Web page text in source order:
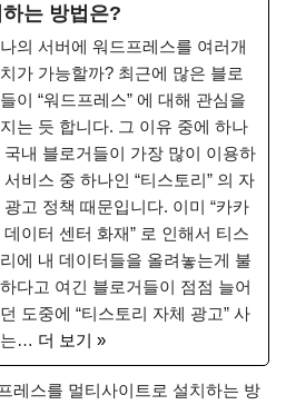
하는 방법은?
의 서버에 워드프레스를 여러개
가 가능할까? 최근에 많은 블로
이 “워드프레스” 에 대해 관심을
는 듯 합니다. 그 이유 중에 하나
국내 블로거들이 가장 많이 이용하
서비스 중 하나인 “티스토리” 의 자
광고 정책 때문입니다. 이미 “카카
데이터 센터 화재” 로 인해서 티스
에 내 데이터들을 올려놓는게 불
다고 여긴 블로거들이 점점 늘어
도중에 “티스토리 자체 광고” 사
… 더 보기 »
레스를 멀티사이트로 설치하는 방